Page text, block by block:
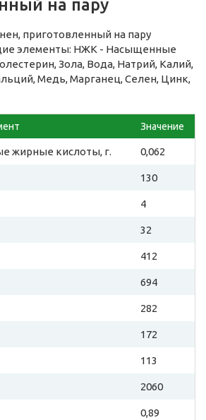
на пару
приготовленный на пару
элементы: НЖК - Насыщенные
Зола, Вода, Натрий, Калий,
Медь, Марганец, Селен, Цинк,
Значение
жирные кислоты, г. 0,062
130
4
32
412
694
282
172
113
2060
0,89